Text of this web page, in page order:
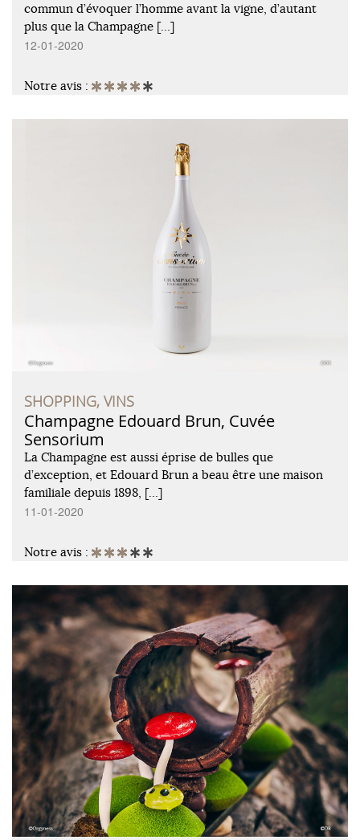
commun d’évoquer l’homme avant la vigne, d’autant
plus que la Champagne […]
12-01-2020
Notre avis :
SHOPPING, VINS
Champagne Edouard Brun, Cuvée
Sensorium
La Champagne est aussi éprise de bulles que
d’exception, et Edouard Brun a beau être une maison
familiale depuis 1898, […]
11-01-2020
Notre avis :